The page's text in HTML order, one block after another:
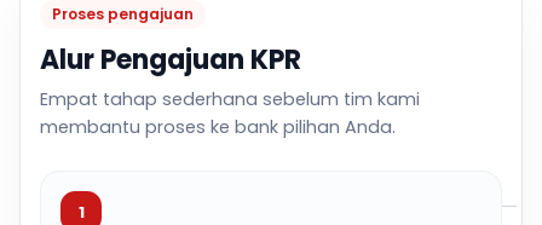
Proses pengajuan
Alur Pengajuan KPR
Empat tahap sederhana sebelum tim kami
membantu proses ke bank pilihan Anda.
1